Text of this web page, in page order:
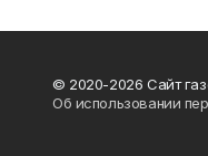
© 2020-2026 Сайт
Об использовании